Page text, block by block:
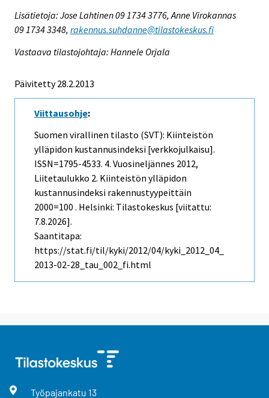
Lisätietoja: Jose Lahtinen 09 1734 3776, Anne Virokannas
09 1734 3348, rakennus.suhdanne@tilastokeskus.fi
Vastaava tilastojohtaja: Hannele Orjala
Päivitetty 28.2.2013
Viittausohje:
Suomen virallinen tilasto (SVT): Kiinteistön
ylläpidon kustannusindeksi [verkkojulkaisu].
ISSN=1795-4533. 4. Vuosineljännes 2012,
Liitetaulukko 2. Kiinteistön ylläpidon
kustannusindeksi rakennustyypeittäin
2000=100 . Helsinki: Tilastokeskus [viitattu:
7.8.2026].
Saantitapa:
https://stat.fi/til/kyki/2012/04/kyki_2012_04_
2013-02-28_tau_002_fi.html
Työpajankatu 13